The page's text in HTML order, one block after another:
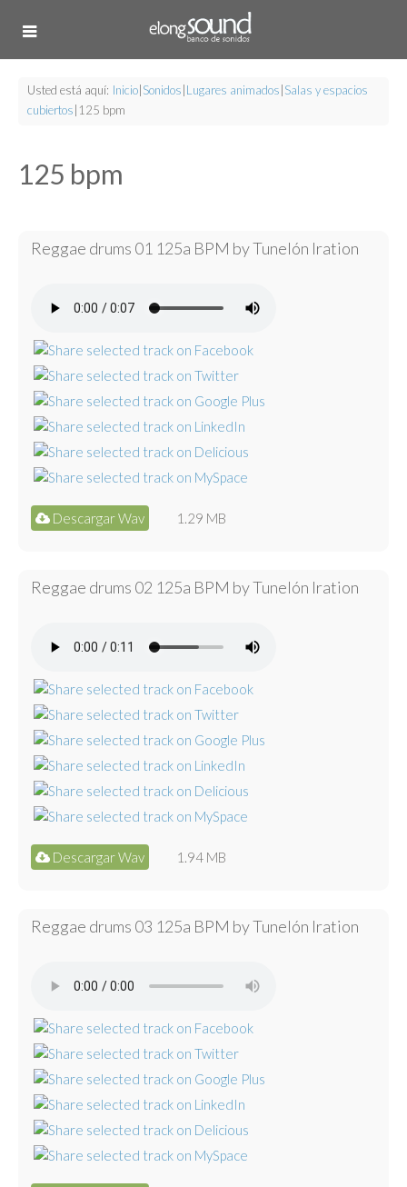
Usted está aquí: Inicio Sonidos Lugares animados Salas y espacios
cubiertos 125 bpm
125 bpm
Reggae drums 01 125a BPM by Tunelón Iration
Descargar Wav 1.29 MB
Reggae drums 02 125a BPM by Tunelón Iration
Descargar Wav 1.94 MB
Reggae drums 03 125a BPM by Tunelón Iration